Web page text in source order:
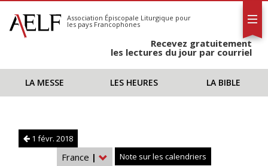
S'abonner
Calendrier
Association Épiscopale Liturgique pour
les pays Francophones
Recevez gratuitement
les lectures du jour par courriel
LA MESSE LES HEURES LA BIBLE
1 févr. 2018
France |
Note sur les calendriers